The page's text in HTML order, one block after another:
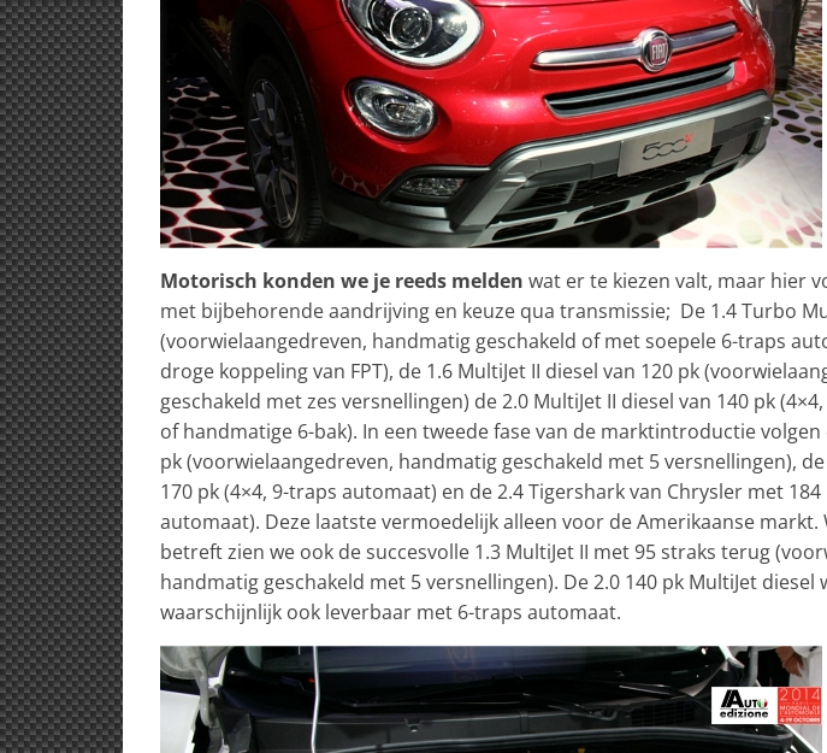
Motorisch konden we je reeds melden wat er te kiezen valt, maar hier
met bijbehorende aandrijving en keuze qua transmissie; De 1.4 Turbo
(voorwielaangedreven, handmatig geschakeld of met soepele 6-traps
droge koppeling van FPT), de 1.6 MultiJet II diesel van 120 pk
geschakeld met zes versnellingen) de 2.0 MultiJet II diesel van 140 pk
of handmatige 6-bak). In een tweede fase van de marktintroductie volgen
pk (voorwielaangedreven, handmatig geschakeld met 5 versnellingen),
170 pk (4×4, 9-traps automaat) en de 2.4 Tigershark van Chrysler met 184
automaat). Deze laatste vermoedelijk alleen voor de Amerikaanse markt.
betreft zien we ook de succesvolle 1.3 MultiJet II met 95 straks terug
handmatig geschakeld met 5 versnellingen). De 2.0 140 pk MultiJet
waarschijnlijk ook leverbaar met 6-traps automaat.